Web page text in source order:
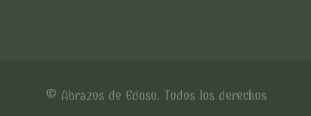
© Abrazos de Eduso. Todos los derechos